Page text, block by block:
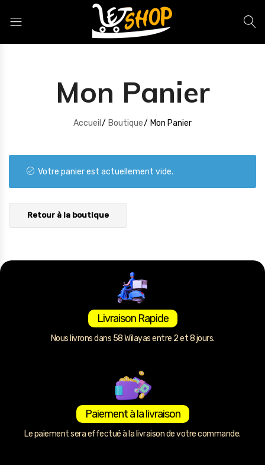
Mon Panier
Accueil Boutique Mon Panier
Votre panier est actuellement vide.
Retour à la boutique
Livraison Rapide
Nous livrons dans 58 Wilayas entre 2 et 8 jours.
Paiement à la livraison
Le paiement sera effectué à la livraison de votre commande.